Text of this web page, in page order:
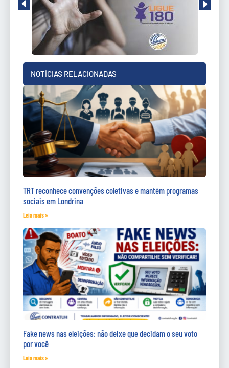
NOTÍCIAS RELACIONADAS
TRT reconhece convenções coletivas e mantém programas
sociais em Londrina
Leia mais »
Fake news nas eleições: não deixe que decidam o seu voto
por você
Leia mais »